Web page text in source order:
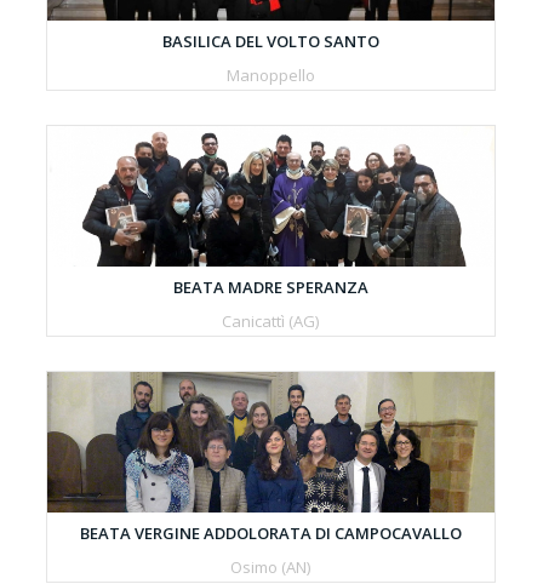
BASILICA DEL VOLTO SANTO
Manoppello
BEATA MADRE SPERANZA
Canicattì (AG)
BEATA VERGINE ADDOLORATA DI CAMPOCAVALLO
Osimo (AN)